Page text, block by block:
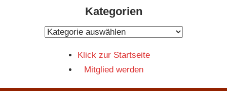
Kategorien
Kategorien
Klick zur Startseite
Mitglied werden